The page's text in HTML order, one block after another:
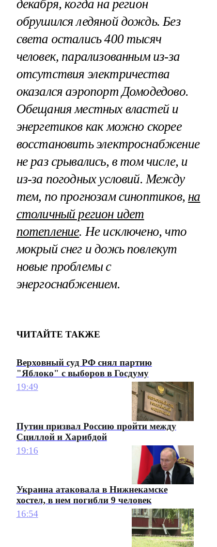
декабря, когда на регион
обрушился ледяной дождь. Без
света остались 400 тысяч
человек, парализованным из-за
отсутствия электричества
оказался аэропорт Домодедово.
Обещания местных властей и
энергетиков как можно скорее
восстановить электроснабжение
не раз срывались, в том числе, и
из-за погодных условий. Между
тем, по прогнозам синоптиков, на
столичный регион идет
потепление. Не исключено, что
мокрый снег и дожь повлекут
новые проблемы с
энергоснабжением.
ЧИТАЙТЕ ТАКЖЕ
Верховный суд РФ снял партию
"Яблоко" с выборов в Госдуму
19:49
Путин призвал Россию пройти между
Сциллой и Харибдой
19:16
Украина атаковала в Нижнекамске
хостел, в нем погибли 9 человек
16:54